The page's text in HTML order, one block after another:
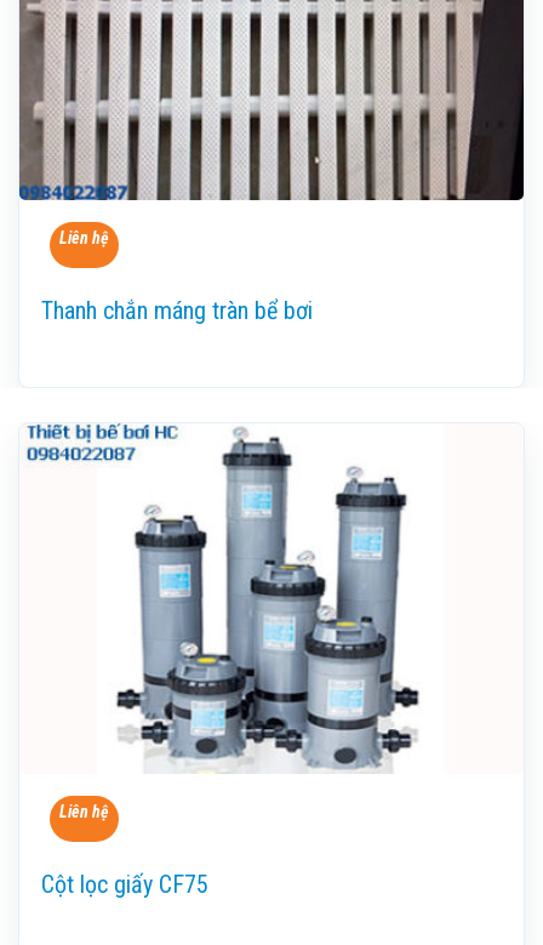
Liên hệ
Thanh chắn máng tràn bể bơi
Liên hệ
Cột lọc giấy CF75